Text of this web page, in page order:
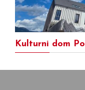
Kulturni dom